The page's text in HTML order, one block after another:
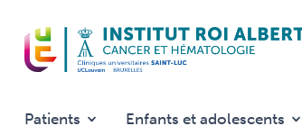
contenu
principal
Patients Enfants et adolescents